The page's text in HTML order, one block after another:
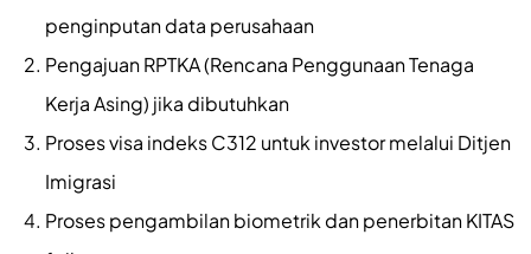
penginputan data perusahaan
Pengajuan RPTKA (Rencana Penggunaan Tenaga
Kerja Asing) jika dibutuhkan
Proses visa indeks C312 untuk investor melalui Ditjen
Imigrasi
Proses pengambilan biometrik dan penerbitan KITAS